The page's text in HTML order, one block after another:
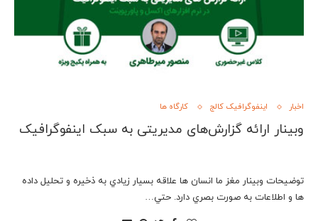
اخبار اینفوگرافیک کالج کارگاه ها
وبینار ارائه گزارش‌های مدیریتی به سبک اینفوگرافیک
توضیحات وبینار مغز ما انسان ها علاقه بسيار زيادي به ذخيره و تحليل داده
ها و اطلاعات به صورت بصري دارد. حتي…